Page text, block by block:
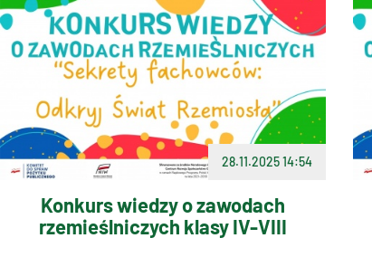
28.11.2025 14:54
Konkurs wiedzy o zawodach
rzemieślniczych klasy IV-VIII